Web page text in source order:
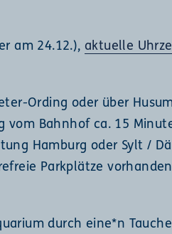
am 24.12.), aktuelle
Ording oder über
vom Bahnhof ca. 15
Hamburg oder Sylt /
Parkplätze vorhanden
durch eine*n